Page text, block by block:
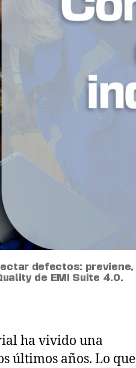
defectos:
de EMI Suite 4.0.
ha vivido una
últimos años. Lo que